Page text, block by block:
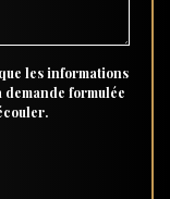
les informations
formulée